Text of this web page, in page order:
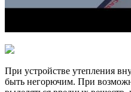
При устройстве утепления
быть негорючим. При